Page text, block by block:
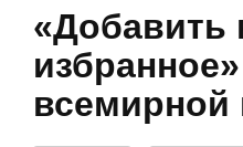
«Добавить
всемирной